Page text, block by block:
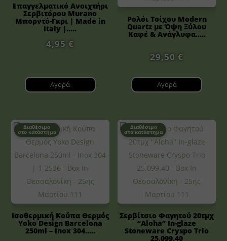
Επαγγελματικό Ανοιχτήρι
Σερβιτόρου Murano
Μπορντό-Γκρι | Made in
Italy |.....
4,95€
Αγορά
Ρολόι Τοίχου Modern
Quartz με Όψη Ξύλου
Καφέ & Ανάγλυφα.....
29,50€
Αγορά
Διαθέσιμο
στο κατάστημα
Ισοθερμική Κούπα Θερμός
Yoko Design Barcelona
250ml – Inox 304.....
Διαθέσιμο
στο κατάστημα
Σερβίτσιο Φαγητού 20τμχ
“Aloha” In-glaze
Stoneware Cryspo Trio
25.099.40